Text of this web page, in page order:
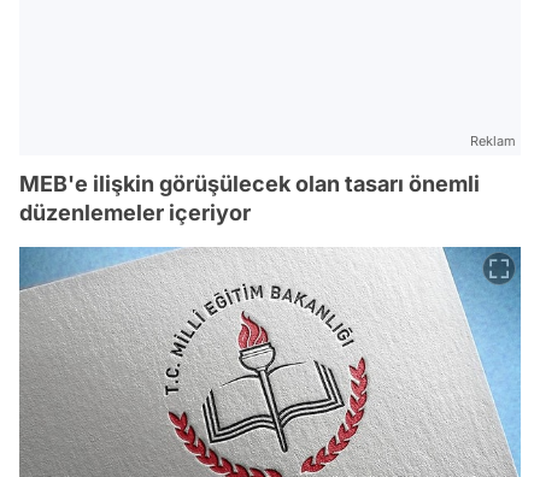
Reklam
MEB'e ilişkin görüşülecek olan tasarı önemli
düzenlemeler içeriyor